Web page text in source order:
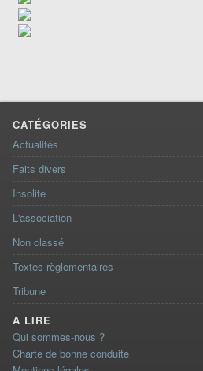
CATÉGORIES
Actualités
Faits divers
Insolite
L'association
Non classé
Textes règlementaires
Tribune
A LIRE
Qui sommes-nous ?
Charte de bonne conduite